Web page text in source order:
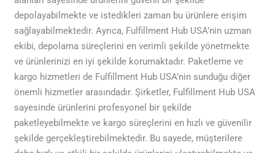
depolayabilmekte ve istedikleri zaman bu ürünlere erişim
sağlayabilmektedir. Ayrıca, Fulfillment Hub USA’nin uzman
ekibi, depolama süreçlerini en verimli şekilde yönetmekte
ve ürünlerinizi en iyi şekilde korumaktadır. Paketleme ve
kargo hizmetleri de Fulfillment Hub USA’nin sunduğu diğer
önemli hizmetler arasındadır. Şirketler, Fulfillment Hub USA
sayesinde ürünlerini profesyonel bir şekilde
paketleyebilmekte ve kargo süreçlerini en hızlı ve güvenilir
şekilde gerçekleştirebilmektedir. Bu sayede, müşterilere